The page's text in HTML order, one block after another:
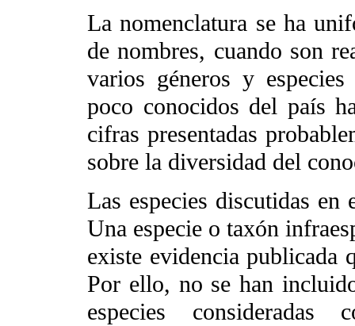
La nomenclatura se ha
de nombres, cuando son
varios géneros y
poco conocidos del país
cifras presentadas
sobre la diversidad del
Las especies discutidas
Una especie o taxón
existe evidencia publicada
Por ello, no se han
especies